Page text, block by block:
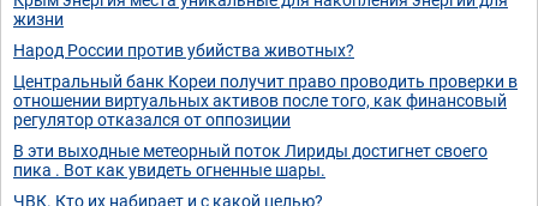
жизни
Народ России против убийства животных?
Центральный банк Кореи получит право проводить проверки в
отношении виртуальных активов после того, как финансовый
регулятор отказался от оппозиции
В эти выходные метеорный поток Лириды достигнет своего
пика . Вот как увидеть огненные шары.
ЧВК. Кто их набирает и с какой целью?